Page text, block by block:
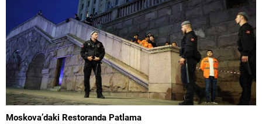
Moskova’daki Restoranda Patlama